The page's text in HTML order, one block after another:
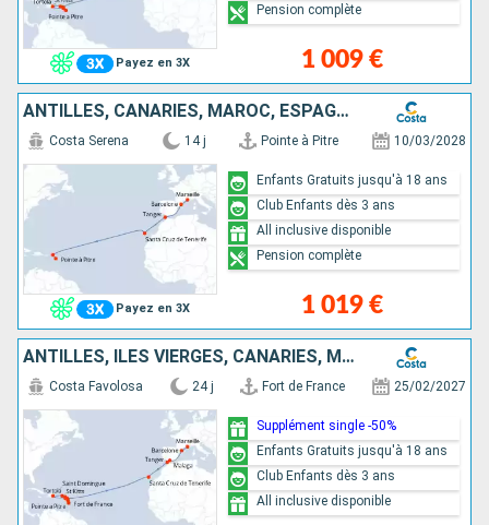
Payez en 3X 1 009 €
Pension complète
ANTILLES, CANARIES, MAROC, ESPAGNE, FRANCE
Payez en 3X
Costa Serena 14 j Pointe à Pitre 10/03/2028
1 019 €
Enfants Gratuits jusqu'à 18 ans
Club Enfants dès 3 ans
All inclusive disponible
Pension complète
ANTILLES, ILES VIERGES, CANARIES, MAROC, ESPAGNE, FRANCE
Costa Favolosa 24 j Fort de France 25/02/2027
Supplément single -50%
Enfants Gratuits jusqu'à 18 ans
Club Enfants dès 3 ans
All inclusive disponible